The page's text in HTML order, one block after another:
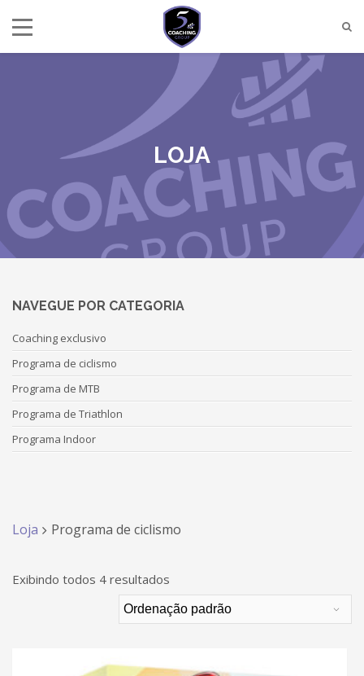
LOJA
NAVEGUE POR CATEGORIA
Coaching exclusivo
Programa de ciclismo
Programa de MTB
Programa de Triathlon
Programa Indoor
Loja Programa de ciclismo
Exibindo todos 4 resultados